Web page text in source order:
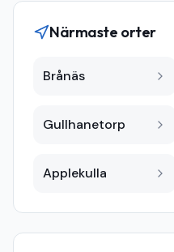
Närmaste orter
Brånäs
Gullhanetorp
Applekulla